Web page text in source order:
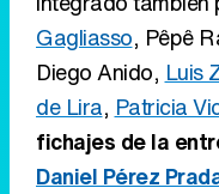
Gagliasso, Pêpê
Diego Anido, Luis
de Lira, Patricia
fichajes de la
Daniel Pérez